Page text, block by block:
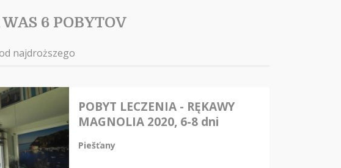
6 POBYTOV
najdroższego
POBYT LECZENIA - RĘKAWY
MAGNOLIA 2020, 6-8 dni
Piešťany